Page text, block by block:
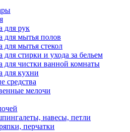
для рук
для мытья полов
для мытья стекол
для стирки и ухода за бельем
для чистки ванной комнаты
для кухни
средства
мелочи
навесы, петли
перчатки